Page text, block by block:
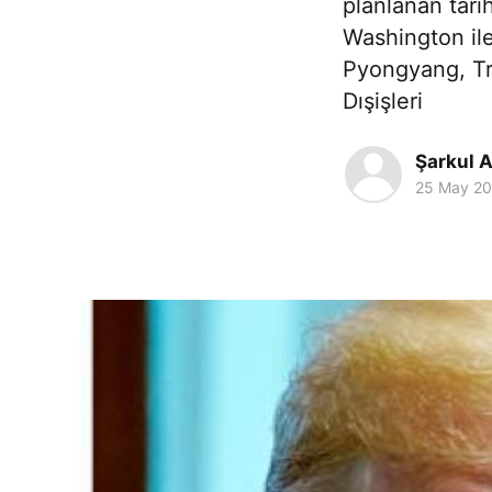
Washington
Pyongyang,
Dışişleri
Şarkul
25 May